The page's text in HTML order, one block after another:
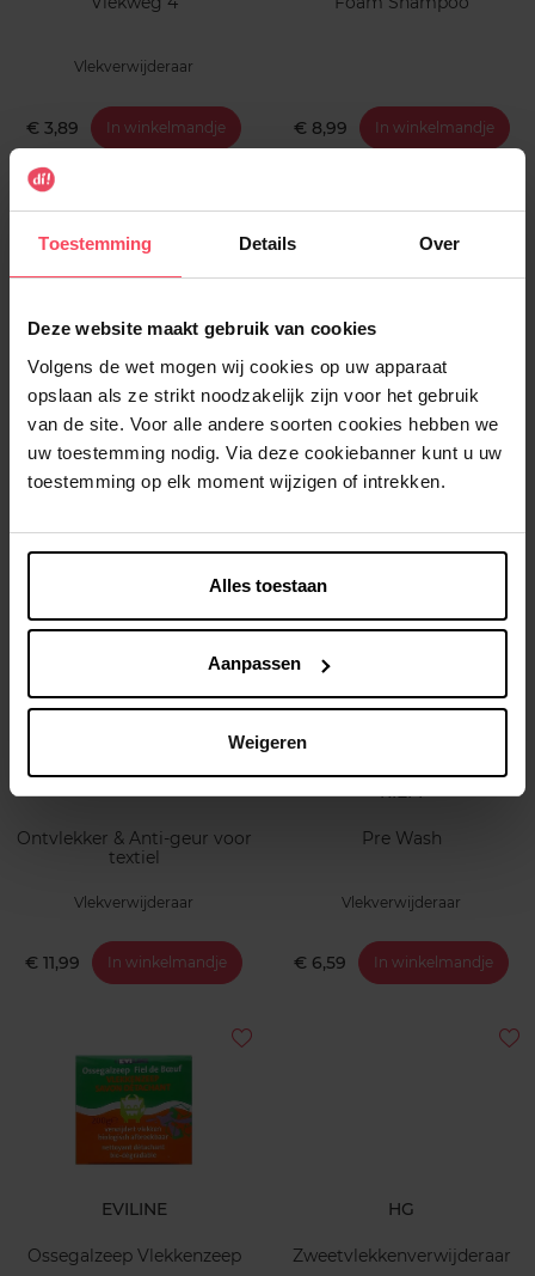
Toestemming Details Over
Deze website maakt gebruik van cookies
Volgens de wet mogen wij cookies op uw apparaat
opslaan als ze strikt noodzakelijk zijn voor het gebruik
van de site. Voor alle andere soorten cookies hebben we
uw toestemming nodig. Via deze cookiebanner kunt u uw
toestemming op elk moment wijzigen of intrekken.
Alles toestaan
Aanpassen
Weigeren
Vlekverwijderaar
€ 3,89 In winkelmandje € 8,99 In winkelmandje
HG
Vlekverwijderaar extra sterk
Schoonmaakmiddel
WIPP
Kragen & Vlekken
Vlekverwijderaar
Ontvlekker & Anti-geur voor
textiel
Vlekverwijderaar
€ 11,99 In winkelmandje
RIEM
Pre Wash
Vlekverwijderaar
€ 6,59 In winkelmandje
EVILINE
Ossegalzeep Vlekkenzeep
HG
Zweetvlekkenverwijderaar